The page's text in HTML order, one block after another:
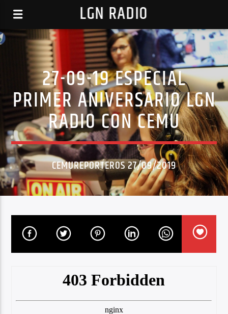
LGN RADIO
27-09-19 ESPECIAL
PRIMER ANIVERSARIO LGN
RADIO CON CEMU
CEMUREPORTEROS 27/09/2019